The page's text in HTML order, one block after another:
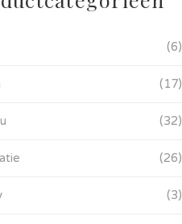
(6)
(17)
(32)
(26)
(3)